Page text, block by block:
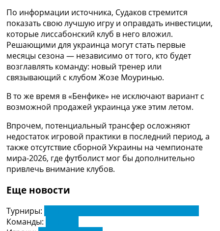
Рейтинг ФИФА
ТВ программа
RU
UA
Categories
Главная
Новости футбола
Трансферы
Новости футбола Украины
Последние комментарии
Конкурс прогнозов
Логин
Правила
Коллективный прогноз
Турниры
Чемпионат Мира
По информации источника, Судаков стремится
показать свою лучшую игру и оправдать инвестиции,
которые лиссабонский клуб в него вложил.
Решающими для украинца могут стать первые
месяцы сезона — независимо от того, кто будет
возглавлять команду: новый тренер или
связывающий с клубом Жозе Моуринью.
В то же время в «Бенфике» не исключают вариант с
возможной продажей украинца уже этим летом.
Впрочем, потенциальный трансфер осложняют
недостаток игровой практики в последний период, а
также отсутствие сборной Украины на чемпионате
мира-2026, где футболист мог бы дополнительно
привлечь внимание клубов.
Еще новости
Турниры:
Команды: